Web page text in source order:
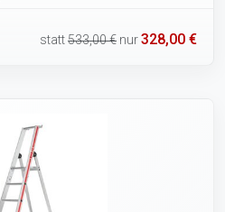
statt533,00 € nur328,00 €